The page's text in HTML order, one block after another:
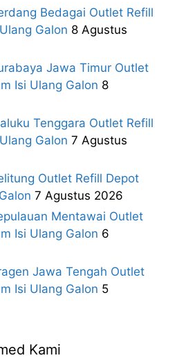
Bedagai Outlet Refill
Galon 8 Agustus
Jawa Timur Outlet
Isi Ulang Galon 8
Tenggara Outlet Refill
Galon 7 Agustus
Outlet Refill Depot
7 Agustus 2026
Mentawai Outlet
Isi Ulang Galon 6
Jawa Tengah Outlet
Isi Ulang Galon 5
Kami